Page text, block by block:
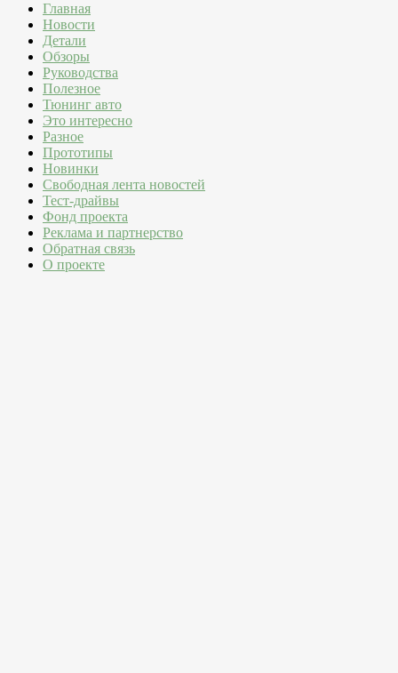
Главная
Новости
Детали
Обзоры
Руководства
Полезное
Тюнинг авто
Это интересно
Разное
Прототипы
Новинки
Свободная лента новостей
Тест-драйвы
Фонд проекта
Реклама и партнерство
Обратная связь
О проекте